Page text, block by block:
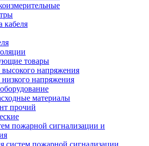
кабеля
товары
высокого напряжения
низкого напряжения
материалы
прочий
пожарной сигнализации и
систем пожарной сигнализации